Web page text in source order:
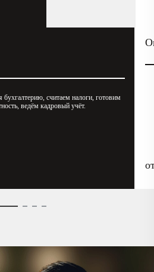
бухгалтерию, считаем налоги, готовим
ведём кадровый учёт.